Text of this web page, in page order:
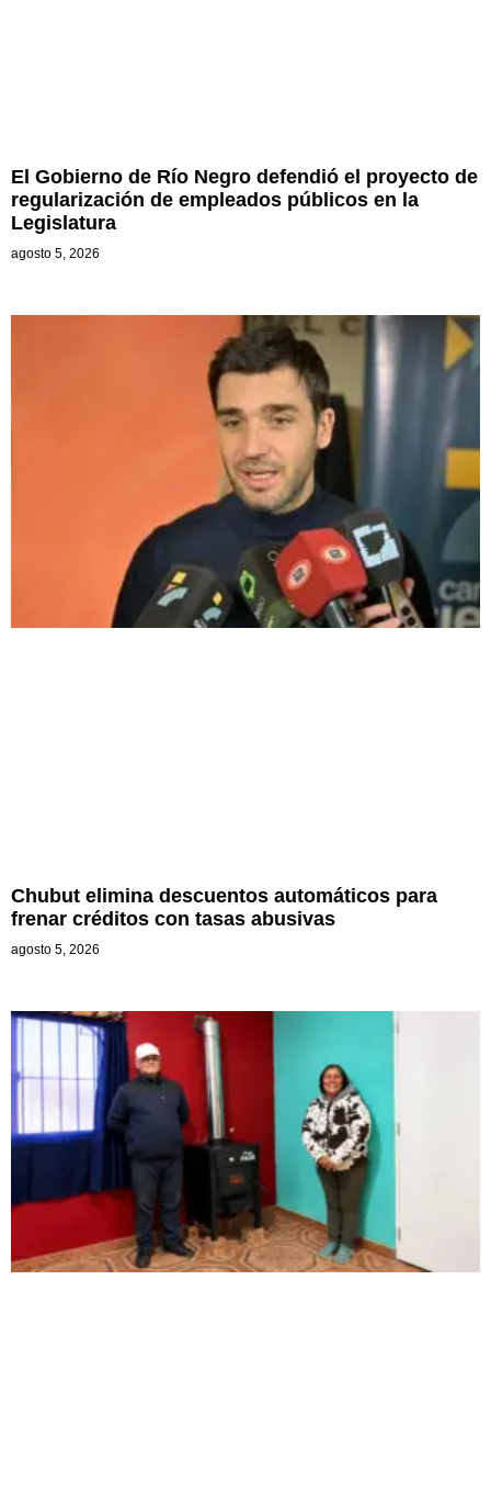
El Gobierno de Río Negro defendió el proyecto de
regularización de empleados públicos en la
Legislatura
agosto 5, 2026
Chubut elimina descuentos automáticos para
frenar créditos con tasas abusivas
agosto 5, 2026